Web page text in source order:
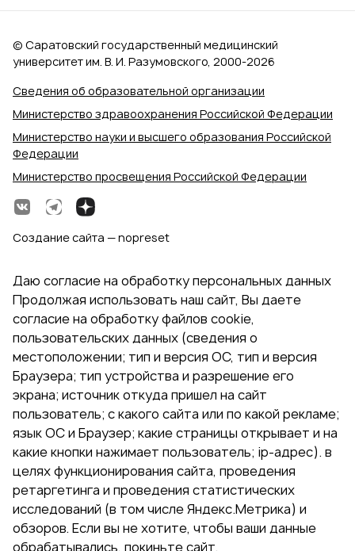
Сведения об образовательной организации
Министерство здравоохранения Российской Федерации
Министерство науки и высшего образования Российской
Федерации
Министерство просвещения Российской Федерации
© Саратовский государственный медицинский
университет им. В. И. Разумовского, 2000‑2026
Создание сайта — nopreset
Даю согласие на обработку персональных данных
Продолжая использовать наш сайт, Вы даете
согласие на обработку файлов cookie,
пользовательских данных (сведения о
местоположении; тип и версия ОС, тип и версия
Браузера; тип устройства и разрешение его
экрана; источник откуда пришел на сайт
пользователь; с какого сайта или по какой рекламе;
язык ОС и Браузер; какие страницы открывает и на
какие кнопки нажимает пользователь; ip-адрес). в
целях функционирования сайта, проведения
ретаргетинга и проведения статистических
исследований (в том числе Яндекс.Метрика) и
обзоров. Если вы не хотите, чтобы ваши данные
обрабатывались, покиньте сайт.